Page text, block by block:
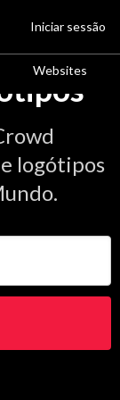
Websites
Iniciar sessão
logótipos